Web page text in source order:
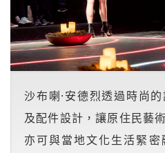
沙布喇·安德烈透過時尚
及配件設計，讓原住民藝
亦可與當地文化生活緊